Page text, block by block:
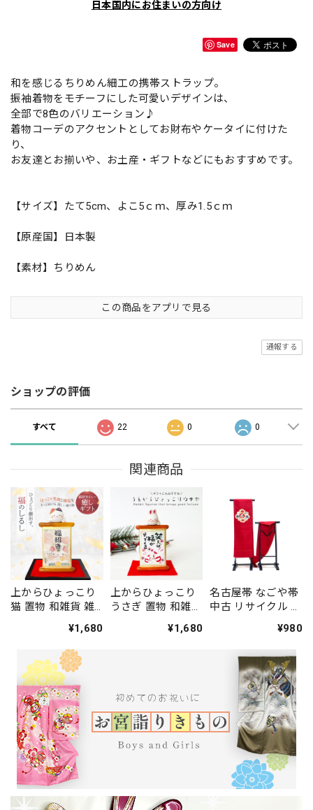
日本国内にお住まいの方向け
Save
和を感じるちりめん細工の携帯ストラップ。
振袖着物をモチーフにした可愛いデザインは、
全部で8色のバリエーション♪
着物コーデのアクセントとしてお財布やケータイに付けた
り、
お友達とお揃いや、お土産・ギフトなどにもおすすめです。
【サイズ】たて5cm、よこ5ｃｍ、厚み1.5ｃｍ
【原産国】日本製
【素材】ちりめん
この商品をアプリで見る
通報する
ショップの評価
すべて 22 0 0
関連商品
上からひょっこり
猫 置物 和雑貨 雑
品 和物 飾り¥1,680
上からひょっこり
うさぎ 置物 和雑貨
新品 和物 飾り¥1,680
名古屋帯 なごや帯
中古 リサイクル リ
お洒落着 紬 小紋
ト柄 ハンドメイド
¥980